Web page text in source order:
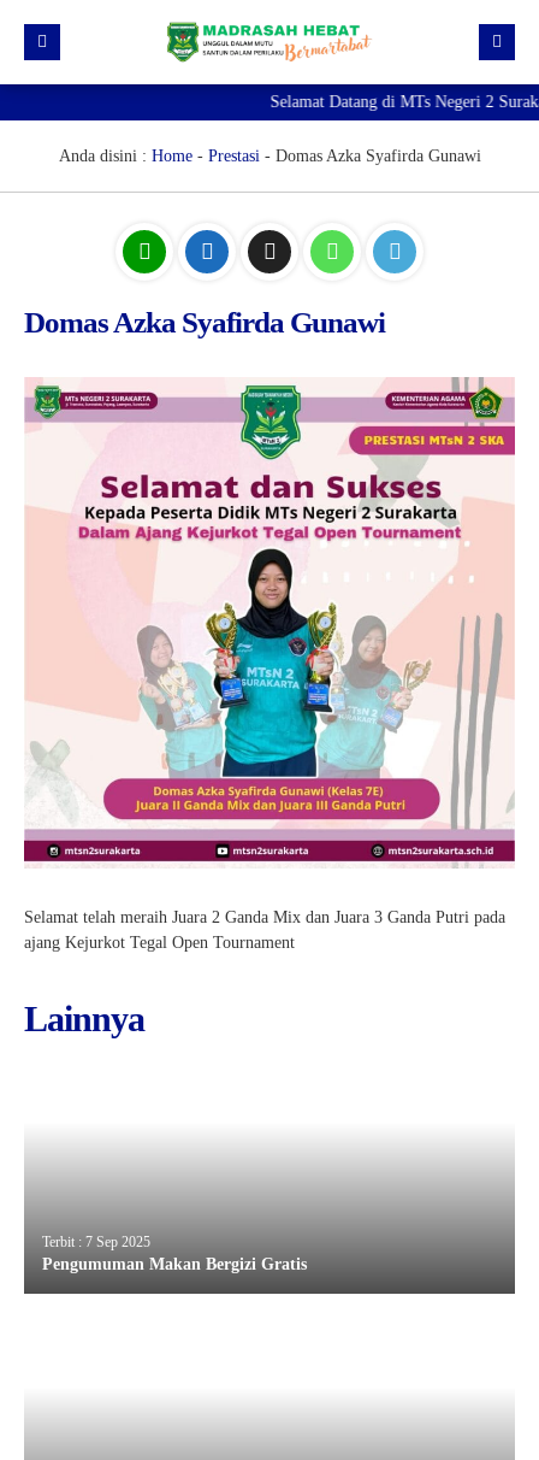
Berita
Profil Madrasah
Struktur Organisasi
Raport Digital Madrasah
Simpatika
Online CBT
Kesiswaan
Ekstrakurikuler
PMBM 2026/2027
Brosur PMBM
Video Tutorial Pendaftaran
Link Pendaftaran
Selamat Datang di MTs Negeri 2
Anda disini : Home- Prestasi- Domas Azka Syafirda Gunawi
Domas Azka Syafirda Gunawi
Selamat telah meraih Juara 2 Ganda Mix dan Juara 3 Ganda Putri pada
ajang Kejurkot Tegal Open Tournament
Lainnya
Terbit : 7 Sep 2025
Pengumuman Makan Bergizi Gratis